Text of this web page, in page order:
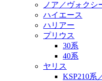
ノア／ヴォクシ
ハイエース
ハリアー
プリウス
30系
40系
ヤリス
KSP210系